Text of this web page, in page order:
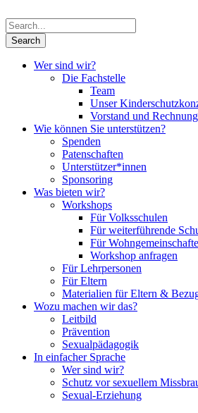
Wer sind wir?
Die Fachstelle
Team
Unser
Vorstand und
Wie können Sie unterstützen?
Spenden
Patenschaften
Unterstützer*innen
Sponsoring
Was bieten wir?
Workshops
Für Volksschulen
Für weiterführende
Für
Workshop anfragen
Für Lehrpersonen
Für Eltern
Materialien für Eltern &
Wozu machen wir das?
Leitbild
Prävention
Sexualpädagogik
In einfacher Sprache
Wer sind wir?
Schutz vor sexuellem
Sexual-Erziehung